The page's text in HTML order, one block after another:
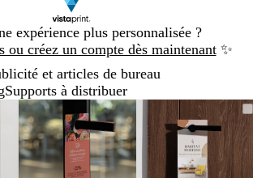
expérience plus personnalisée ?
ou créez un compte dès maintenant ✨
et articles de bureau
Supports à distribuer
Image
zoomable
Zoom
au
minimum
Cliquez
pour
développer
Utilisez
les
touches
plus
et
Image
zoomable
Zoom
au
minimum
Cliquez
pour
Utilisez
les
touches
plus
et